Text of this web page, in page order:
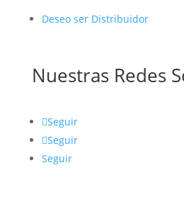
Deseo ser Distribuidor
Nuestras Redes
Seguir
Seguir
Seguir